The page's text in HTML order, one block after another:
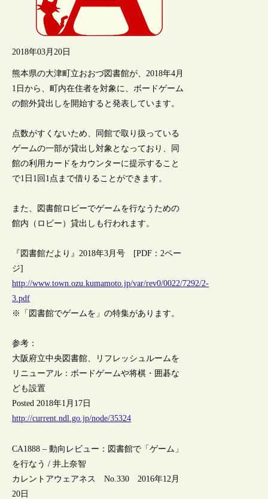
2018年03月20日
熊本県の大津町立おおづ図書館が、2018年4月
1日から、町内在住者を対象に、ボードゲーム
の館外貸出しを開始すると発表しています。
点数がすくないため、同館で取り扱っている
ゲームの一部が貸出し対象となっており、同
館の利用カードをカウンターに提示すること
で1日1回1点まで借りることができます。
また、図書館ロビーでゲームを行なうための
館内（ロビー）貸出しも行われます。
『図書館だより』2018年3月号 [PDF：2ペー
ジ]
http://www.town.ozu.kumamoto.jp/var/rev0/0022/7292/2-
3.pdf
※「図書館でゲームを」の特集があります。
参考：
大阪府立中央図書館、リフレッシュルームを
リニューアル：ボードゲームや将棋・囲碁な
ども設置
Posted 2018年1月17日
http://current.ndl.go.jp/node/35324
CA1888 – 動向レビュー：図書館で「ゲーム」
を行なう / 井上奈智
カレントアウェアネス No.330 2016年12月
20日